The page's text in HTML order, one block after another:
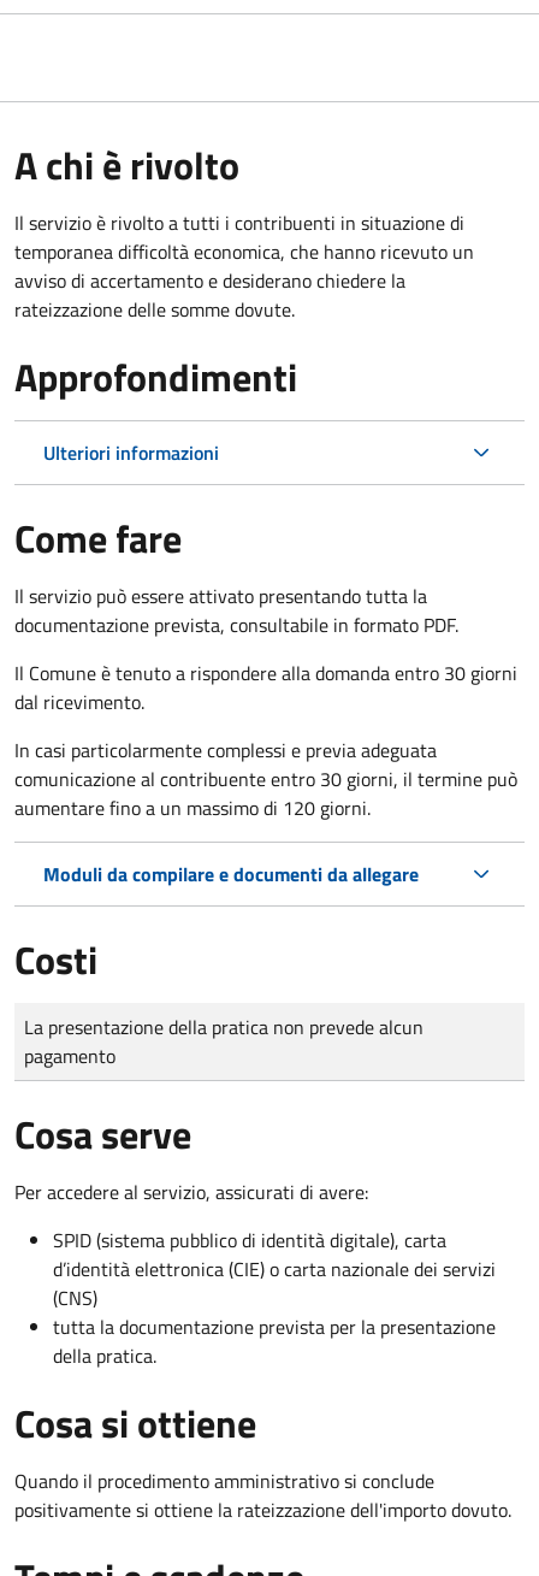
A chi è rivolto
Il servizio è rivolto a tutti i contribuenti in situazione di
temporanea difficoltà economica, che hanno ricevuto un
avviso di accertamento e desiderano chiedere la
rateizzazione delle somme dovute.
Approfondimenti
Ulteriori informazioni
Come fare
Il servizio può essere attivato presentando tutta la
documentazione prevista, consultabile in formato PDF.
Il Comune è tenuto a rispondere alla domanda entro 30 giorni
dal ricevimento.
In casi particolarmente complessi e previa adeguata
comunicazione al contribuente entro 30 giorni, il termine può
aumentare fino a un massimo di 120 giorni.
Moduli da compilare e documenti da allegare
Costi
Tipo di pagamento
Importo
La presentazione della pratica non prevede alcun
pagamento
Cosa serve
Per accedere al servizio, assicurati di avere:
SPID (sistema pubblico di identità digitale), carta
d’identità elettronica (CIE) o carta nazionale dei servizi
(CNS)
tutta la documentazione prevista per la presentazione
della pratica.
Cosa si ottiene
Quando il procedimento amministrativo si conclude
positivamente si ottiene la rateizzazione dell'importo dovuto.